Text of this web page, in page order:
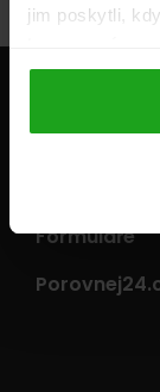
jim poskytli,
Pojišťovny
Formuláře